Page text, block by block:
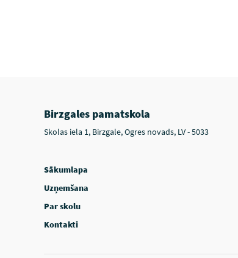
Birzgales pamatskola
Skolas iela 1, Birzgale, Ogres novads, LV - 5033
Sākumlapa
Uzņemšana
Par skolu
Kontakti